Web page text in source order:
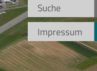
Suche
Impressum